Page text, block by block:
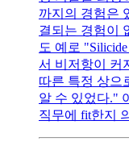
까지의 경험은
결되는 경험이
도 예로
서 비저항이 커
따른 특정 상으
알 수 있었다."
직무에 fit한지